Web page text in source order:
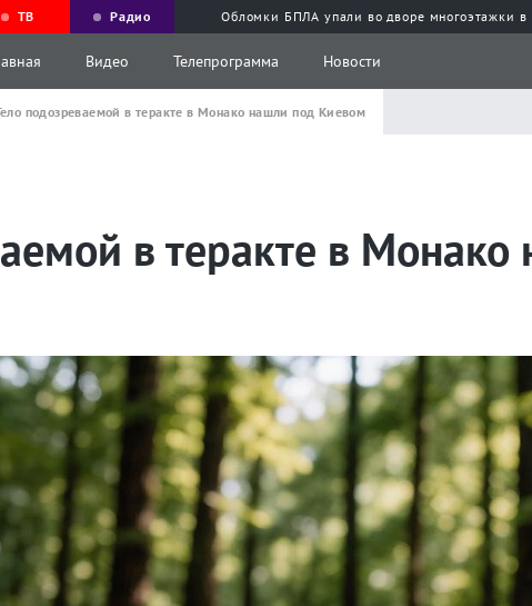
ТВ Радио Обломки БПЛА упали во дворе многоэтажки в
Видео Телепрограмма Новости
подозреваемой в теракте в Монако нашли под Киевом
в теракте в